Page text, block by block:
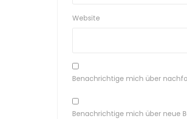
Website
Benachrichtige mich über
Benachrichtige mich über neue